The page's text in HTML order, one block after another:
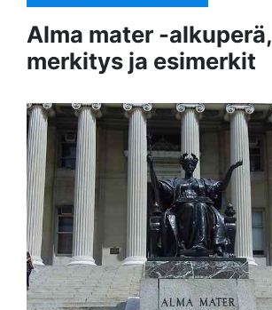
Alma mater -alkuperä,
merkitys ja esimerkit